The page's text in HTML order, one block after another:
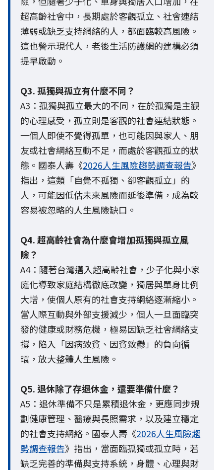
超高齡社會中，長期處於客觀孤立、社會連結
薄弱或缺乏支持網絡的人，都面臨較高風險。
這也警示現代人，老後生活防護網的建構必須
提早啟動。
Q3. 孤獨與孤立有什麼不同？
A3：孤獨與孤立最大的不同，在於孤獨是主觀
的心理感受，孤立則是客觀的社會連結狀態。
一個人即使不覺得孤單，也可能因與家人、朋
友或社會網絡互動不足，而處於客觀孤立的狀
態。國泰人壽《2026人生風險趨勢調查報告》
指出，這類「自覺不孤獨、卻客觀孤立」的
人，可能因低估未來風險而延後準備，成為較
容易被忽略的人生風險缺口。
Q4. 超高齡社會為什麼會增加孤獨與孤立風
險？
A4：隨著台灣邁入超高齡社會，少子化與小家
庭化導致家庭結構徹底改變，獨居與單身比例
大增，使個人原有的社會支持網絡逐漸縮小。
當人際互動與外部支援減少，個人一旦面臨突
發的健康或財務危機，極易因缺乏社會網絡支
撐，陷入「因病致貧、因貧致鬱」的負向循
環，放大整體人生風險。
Q5. 退休除了存退休金，還要準備什麼？
A5：退休準備不只是累積退休金，更應同步規
劃健康管理、醫療與長照需求，以及建立穩定
的社會支持網絡。國泰人壽《2026人生風險趨
勢調查報告》指出，當面臨孤獨或孤立時，若
缺乏完善的準備與支持系統，身體、心理與財